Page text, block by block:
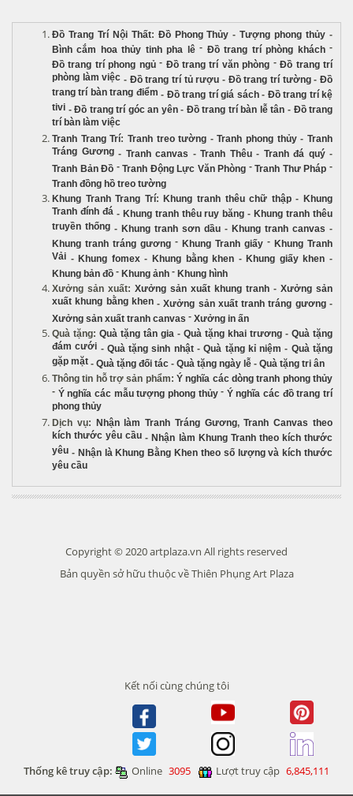
Đồ Trang Trí Nội Thất: Đồ Phong Thủy -Tượng phong thủy -
Bình cắm hoa thủy tinh pha lê- Đồ trang trí phòng khách-
Đồ trang trí phong ngủ- Đồ trang trí văn phòng -Đồ trang trí
phòng làm việc - Đồ trang trí tủ rượu - Đồ trang trí tường-Đồ
trang trí bàn trang điểm - Đồ trang trí giá sách- Đồ trang trí kệ
tivi -Đồ trang trí góc an yên- Đồ trang trí bàn lễ tân - Đồ trang
trí bàn làm việc
Tranh Trang Trí: Tranh treo tường -Tranh phong thủy-Tranh
Tráng Gương- Tranh canvas - Tranh Thêu- Tranh đá quý-
Tranh Bản Đồ -Tranh Động Lực Văn Phòng -Tranh Thư Pháp -
Tranh đồng hồ treo tường
Khung Tranh Trang Trí: Khung tranh thêu chữ thập- Khung
Tranh đính đá- Khung tranh thêu ruy băng - Khung tranh thêu
truyền thống - Khung tranh sơn dầu - Khung tranh canvas -
Khung tranh tráng gương - Khung Tranh giấy - Khung Tranh
Vải - Khung fomex- Khung bằng khen - Khung giấy khen -
Khung bản đồ - Khung ảnh - Khung hình
Xưởng sản xuất: Xưởng sản xuất khung tranh - Xưởng sản
xuất khung bằng khen-Xưởng sản xuất tranh tráng gương-
Xưởng sản xuất tranh canvas - Xưởng in ấn
Quà tặng: Quà tặng tân gia - Quà tặng khai trương - Quà tặng
đám cưới - Quà tặng sinh nhật-Quà tặng kỉ niệm - Quà tặng
gặp mặt - Quà tặng đối tác - Quà tặng ngày lễ - Quà tặng tri ân
Thông tin hỗ trợ sản phẩm:Ý nghĩa các dòng tranh phong thủy
- Ý nghĩa các mẫu tượng phong thủy- Ý nghĩa các đồ trang trí
phong thủy
Dịch vụ: Nhận làm Tranh Tráng Gương,Tranh Canvas theo
kích thước yêu cầu - Nhận làm Khung Tranh theo kích thước
yêu - Nhận là Khung Bằng Khen theo số lượng và kích thước
yêu cầu
Copyright © 2020 artplaza.vn All rights reserved
Bản quyền sở hữu thuộc về Thiên Phụng Art Plaza
Kết nối cùng chúng tôi
Thống kê truy cập: Online 3095 Lượt truy cập 6,845,111